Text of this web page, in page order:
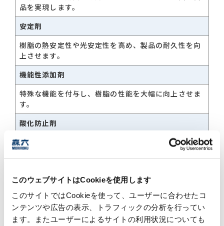
このウェブサイトはCookieを使用します
このサイトではCookieを使って、ユーザーに合わせたコ
ンテンツや広告の表示、トラフィックの分析を行ってい
ます。またユーザーによるサイトの利用状況についても
おすすめキーワード
#会社概要
#グローバルネットワーク
#ダイバーシティ＆インクルージョン
#統合報告書
品を実現します。
安定剤
樹脂の熱安定性や光安定性を高め、製品の耐久性を向
上させます。
機能性添加剤
特殊な機能を付与し、樹脂の性能を大幅に向上させま
す。
酸化防止剤
樹脂の酸化を防ぎ、長期間にわたり製品の品質を維持
します。
ケミカル事業に関するお問い合わせ